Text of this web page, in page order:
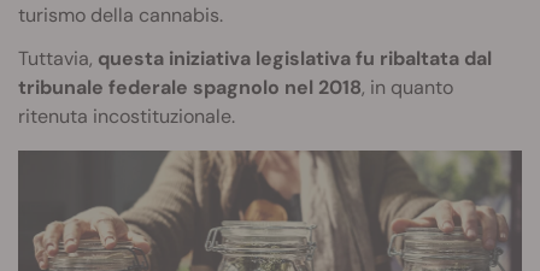
turismo della cannabis.
Tuttavia, questa iniziativa legislativa fu ribaltata dal
tribunale federale spagnolo nel 2018, in quanto
ritenuta incostituzionale.